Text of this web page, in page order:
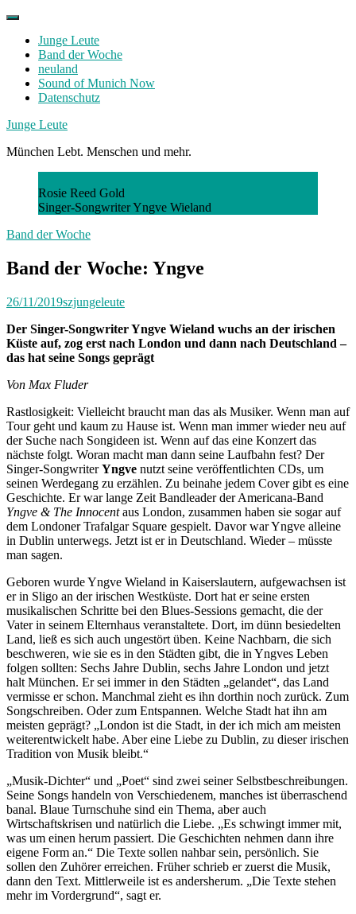
Skip
contentJunge Leute
Band der Woche
neuland
Sound of Munich Now
Datenschutz
Facebook
Twitter
Instagram
Junge Leute
München Lebt. Menschen und mehr.
Rosie Reed Gold
Singer-Songwriter Yngve Wieland
Band der Woche
Band der Woche: Yngve
26/11/2019szjungeleute
Der Singer-Songwriter Yngve Wieland wuchs an der irischen
Küste auf, zog erst nach London und dann nach Deutschland –
das hat seine Songs geprägt
Von Max Fluder
Rastlosigkeit: Vielleicht braucht man das als Musiker. Wenn man auf
Tour geht und kaum zu Hause ist. Wenn man immer wieder neu auf
der Suche nach Songideen ist. Wenn auf das eine Konzert das
nächste folgt. Woran macht man dann seine Laufbahn fest? Der
Singer-SongwriterYngve nutzt seine veröffentlichten CDs, um
seinen Werdegang zu erzählen. Zu beinahe jedem Cover gibt es eine
Geschichte. Er war lange Zeit Bandleader der Americana-Band
Yngve & The Innocentaus London, zusammen haben sie sogar auf
dem Londoner Trafalgar Square gespielt. Davor war Yngve alleine
in Dublin unterwegs. Jetzt ist er in Deutschland. Wieder – müsste
man sagen.
Geboren wurde Yngve Wieland in Kaiserslautern, aufgewachsen ist
er in Sligo an der irischen Westküste. Dort hat er seine ersten
musikalischen Schritte bei den Blues-Sessions gemacht, die der
Vater in seinem Elternhaus veranstaltete. Dort, im dünn besiedelten
Land, ließ es sich auch ungestört üben. Keine Nachbarn, die sich
beschweren, wie sie es in den Städten gibt, die in Yngves Leben
folgen sollten: Sechs Jahre Dublin, sechs Jahre London und jetzt
halt München. Er sei immer in den Städten „gelandet“, das Land
vermisse er schon. Manchmal zieht es ihn dorthin noch zurück. Zum
Songschreiben. Oder zum Entspannen. Welche Stadt hat ihn am
meisten geprägt? „London ist die Stadt, in der ich mich am meisten
weiterentwickelt habe. Aber eine Liebe zu Dublin, zu dieser irischen
Tradition von Musik bleibt.“
„Musik-Dichter“ und „Poet“ sind zwei seiner Selbstbeschreibungen.
Seine Songs handeln von Verschiedenem, manches ist überraschend
banal. Blaue Turnschuhe sind ein Thema, aber auch
Wirtschaftskrisen und natürlich die Liebe. „Es schwingt immer mit,
was um einen herum passiert. Die Geschichten nehmen dann ihre
eigene Form an.“ Die Texte sollen nahbar sein, persönlich. Sie
sollen den Zuhörer erreichen. Früher schrieb er zuerst die Musik,
dann den Text. Mittlerweile ist es andersherum. „Die Texte stehen
mehr im Vordergrund“, sagt er.